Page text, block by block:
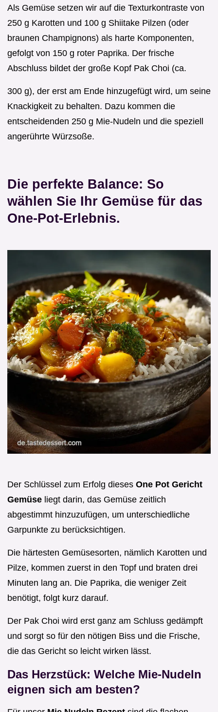
Als Gemüse setzen wir auf die Texturkontraste von
250 g Karotten und 100 g Shiitake Pilzen (oder
braunen Champignons) als harte Komponenten,
gefolgt von 150 g roter Paprika. Der frische
Abschluss bildet der große Kopf Pak Choi (ca.
300 g), der erst am Ende hinzugefügt wird, um seine
Knackigkeit zu behalten. Dazu kommen die
entscheidenden 250 g Mie-Nudeln und die speziell
angerührte Würzsoße.
Die perfekte Balance: So
wählen Sie Ihr Gemüse für das
One-Pot-Erlebnis.
Der Schlüssel zum Erfolg dieses One Pot Gericht
Gemüse liegt darin, das Gemüse zeitlich
abgestimmt hinzuzufügen, um unterschiedliche
Garpunkte zu berücksichtigen.
Die härtesten Gemüsesorten, nämlich Karotten und
Pilze, kommen zuerst in den Topf und braten drei
Minuten lang an. Die Paprika, die weniger Zeit
benötigt, folgt kurz darauf.
Der Pak Choi wird erst ganz am Schluss gedämpft
und sorgt so für den nötigen Biss und die Frische,
die das Gericht so leicht wirken lässt.
Das Herzstück: Welche Mie-Nudeln
eignen sich am besten?